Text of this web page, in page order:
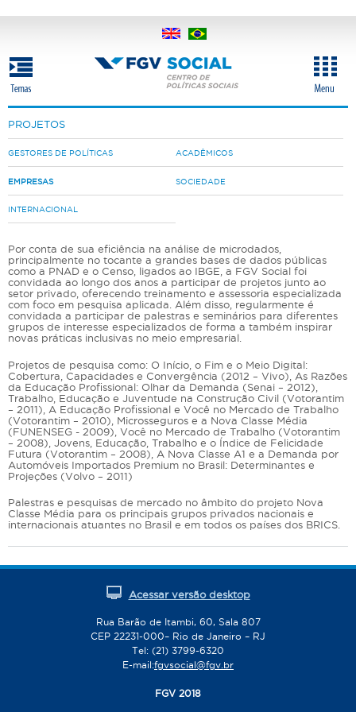
conteúdo
principal
PROJETOS
GESTORES DE POLÍTICAS ACADÊMICOS
EMPRESAS SOCIEDADE
INTERNACIONAL
Por conta de sua eficiência na análise de microdados,
principalmente no tocante a grandes bases de dados públicas
como a PNAD e o Censo, ligados ao IBGE, a FGV Social foi
convidada ao longo dos anos a participar de projetos junto ao
setor privado, oferecendo treinamento e assessoria especializada
com foco em pesquisa aplicada. Além disso, regularmente é
convidada a participar de palestras e seminários para diferentes
grupos de interesse especializados de forma a também inspirar
novas práticas inclusivas no meio empresarial.
Projetos de pesquisa como: O Início, o Fim e o Meio Digital:
Cobertura, Capacidades e Convergência (2012 – Vivo), As Razões
da Educação Profissional: Olhar da Demanda (Senai – 2012),
Trabalho, Educação e Juventude na Construção Civil (Votorantim
– 2011), A Educação Profissional e Você no Mercado de Trabalho
(Votorantim – 2010), Microsseguros e a Nova Classe Média
(FUNENSEG - 2009), Você no Mercado de Trabalho (Votorantim
– 2008), Jovens, Educação, Trabalho e o Índice de Felicidade
Futura (Votorantim – 2008), A Nova Classe A1 e a Demanda por
Automóveis Importados Premium no Brasil: Determinantes e
Projeções (Volvo – 2011)
Palestras e pesquisas de mercado no âmbito do projeto Nova
Classe Média para os principais grupos privados nacionais e
internacionais atuantes no Brasil e em todos os países dos BRICS.
Acessar versão desktop
Rua Barão de Itambi, 60, Sala 807
CEP 22231-000– Rio de Janeiro – RJ
Tel: (21) 3799-6320
E-mail:fgvsocial@fgv.br
FGV 2018